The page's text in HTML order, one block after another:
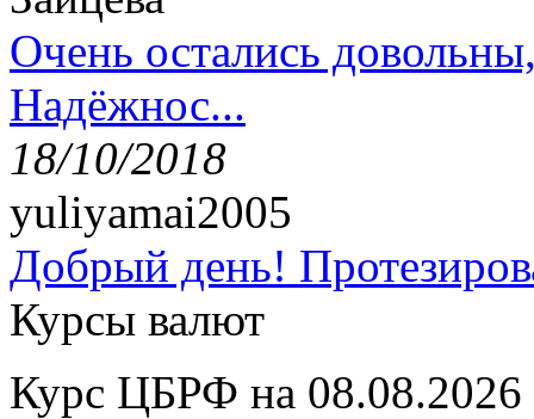
Очень остались
Надёжнос...
18/10/2018
yuliyamai2005
Добрый день!
Курсы валют
Курс ЦБРФ на 08.08.2026